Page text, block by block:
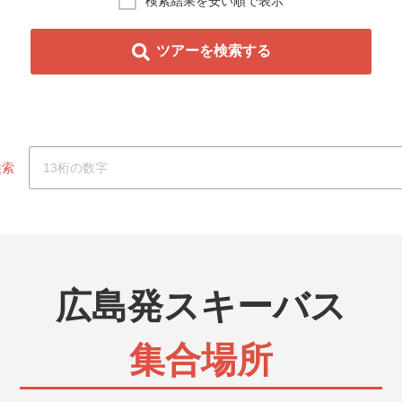
から出発するJR・新幹線に乗ってスキー場に行く日
から出発するJR・新幹線に乗ってスキー場に行く宿
スノボ旅行です。出発時間も選ぶことが出来ます。
客様おまかせ！オリオンツアー独自仕入れのリフト券
券（日帰り）
ツアーを検索する
広島発スキーバス
集合場所